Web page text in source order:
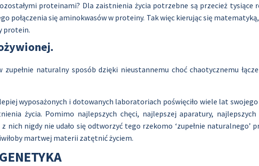
proteinami? Dla zaistnienia życia potrzebne są przecież tysiące
połączenia się aminokwasów w proteiny. Tak więc kierując się
protein.
zupełnie naturalny sposób dzięki nieustannemu choć chaotycznemu
wyposażonych i dotowanych laboratoriach poświęciło wiele lat
życia. Pomimo najlepszych chęci, najlepszej aparatury, najlepszych
nich nigdy nie udało się odtworzyć tego rzekomo ‘zupełnie naturalnego’
martwej materii zatętnić życiem.